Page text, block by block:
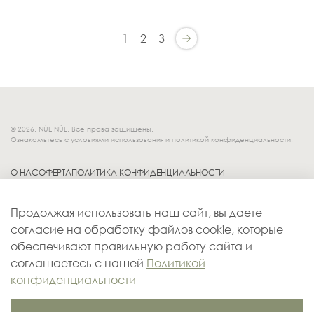
1 2 3
© 2026. NÚE NÚE. Все права защищены.
Ознакомьтесь с условиями использования и политикой конфиденциальности.
О НАСОФЕРТАПОЛИТИКА КОНФИДЕНЦИАЛЬНОСТИ
ДОСТАВКА
КОНТАКТЫ
ОПЛАТА
Продолжая использовать наш сайт, вы даете
согласие на обработку файлов cookie, которые
обеспечивают правильную работу сайта и
соглашаетесь с нашей Политикой
конфиденциальности